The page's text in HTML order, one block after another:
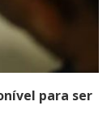
para ser